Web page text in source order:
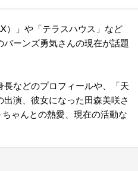
）」や「テラスハウス」など
ーンズ勇気さんの現在が話題
などのプロフィールや、「天
演、彼女になった田森美咲さ
ゃんとの熱愛、現在の活動な